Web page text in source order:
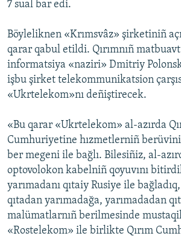
7 sual bar edi.
Böyleliknen «Krımsvâz» şirketiniñ
qarar qabul etildi. Qırımnıñ
informatsiya «naziri» Dmitriy
işbu şirket telekommunikatsion
«Ukrtelekom»nı deñiştirecek.
«Bu qarar «Ukrtelekom» al-azırda
Cumhuriyetine hızmetlerniñ
ber megeni ile bağlı. Bilesiñiz, al-
optovolokon kabelniñ qoyuvını
yarımadanı qıtaiy Rusiye ile
qıtadan yarımadağa, yarımadadan
malümatlarnıñ berilmesinde
«Rostelekom» ile birlikte Qırım